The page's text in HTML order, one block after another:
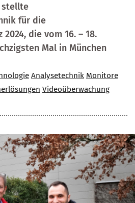
stellte
für die
die vom 16. – 18.
Mal in München
Analysetechnik Monitore
Videoüberwachung